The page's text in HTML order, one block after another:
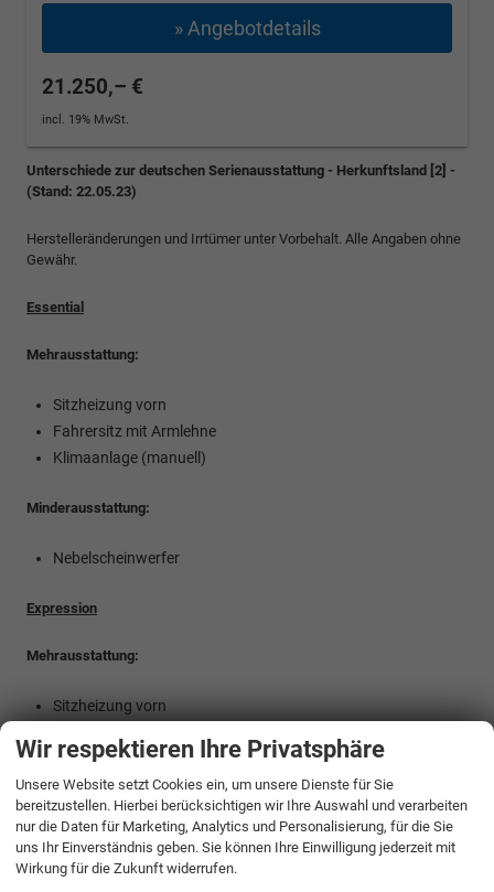
» Angebotdetails
21.250,– €
incl. 19% MwSt.
Unterschiede zur deutschen Serienausstattung - Herkunftsland [2] -
(Stand: 22.05.23)
Herstelleränderungen und Irrtümer unter Vorbehalt. Alle Angaben ohne
Gewähr.
Essential
Mehrausstattung:
Sitzheizung vorn
Fahrersitz mit Armlehne
Klimaanlage (manuell)
Minderausstattung:
Nebelscheinwerfer
Expression
Mehrausstattung:
Sitzheizung vorn
Einparkhilfe vorne und hinten
Toter-Winkel-Warner
Minderausstattung:
Wir respektieren Ihre Privatsphäre
Unsere Website setzt Cookies ein, um unsere Dienste für Sie
bereitzustellen. Hierbei berücksichtigen wir Ihre Auswahl und verarbeiten
nur die Daten für Marketing, Analytics und Personalisierung, für die Sie
uns Ihr Einverständnis geben. Sie können Ihre Einwilligung jederzeit mit
Wirkung für die Zukunft widerrufen.